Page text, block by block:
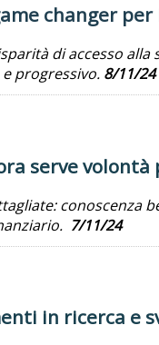
changer
di accesso
progressivo. 8/11/24
serve
conoscenza
7/11/24
in ricerca e